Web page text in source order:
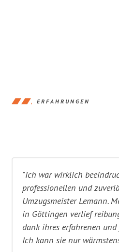
ERFAHRUNGEN
"Ich war wirklich
professionellen und
Umzugsmeister Lemann.
in Göttingen verlief
dank ihres erfahrenen und
Ich kann sie nur